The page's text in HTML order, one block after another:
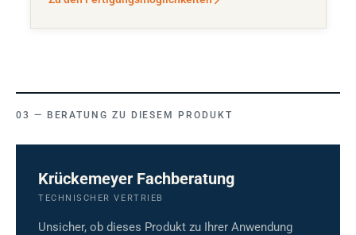
BERATUNG ZU DIESEM PRODUKT
Krückemeyer Fachberatung
TECHNISCHER VERTRIEB
Unsicher, ob dieses Produkt zu Ihrer Anwendung